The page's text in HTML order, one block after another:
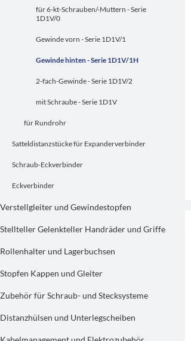
für 6-kt-Schrauben/-Muttern - Serie
1D1V/0
Gewinde vorn - Serie 1D1V/1
Gewinde hinten - Serie 1D1V/1H
2-fach-Gewinde - Serie 1D1V/2
mit Schraube - Serie 1D1V
für Rundrohr
Satteldistanzstücke für Expanderverbinder
Schraub-Eckverbinder
Eckverbinder
Verstellgleiter und Gewindestopfen
Stellteller Gelenkteller Handräder und Griffe
Rollenhalter und Lagerbuchsen
Stopfen Kappen und Gleiter
Zubehör für Schraub- und Stecksysteme
Distanzhülsen und Unterlegscheiben